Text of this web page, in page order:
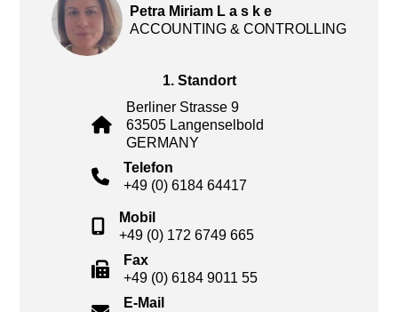
Petra Miriam L a s k e
ACCOUNTING & CONTROLLING
1. Standort
Berliner Strasse 9
63505 Langenselbold
GERMANY
Telefon
+49 (0) 6184 64417
Mobil
+49 (0) 172 6749 665
Fax
+49 (0) 6184 9011 55
E-Mail